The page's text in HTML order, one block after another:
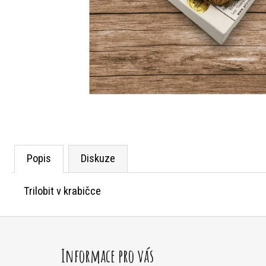
Popis Diskuze
Trilobit v krabičce
Informace pro vás